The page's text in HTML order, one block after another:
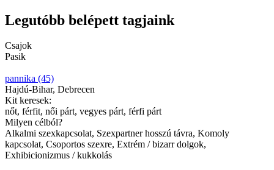
Legutóbb belépett tagjaink
Csajok
Pasik
pannika (45)
Hajdú-Bihar, Debrecen
Kit keresek:
nőt, férfit, női párt, vegyes párt, férfi párt
Milyen célból?
Alkalmi szexkapcsolat, Szexpartner hosszú távra, Komoly
kapcsolat, Csoportos szexre, Extrém / bizarr dolgok,
Exhibicionizmus / kukkolás